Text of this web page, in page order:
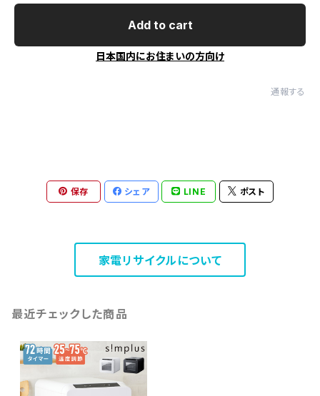
Add to cart
日本国内にお住まいの方向け
通報する
保存 シェア LINE ポスト
家電リサイクルについて
最近チェックした商品